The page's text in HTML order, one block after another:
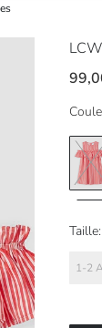
Taille:
1-2